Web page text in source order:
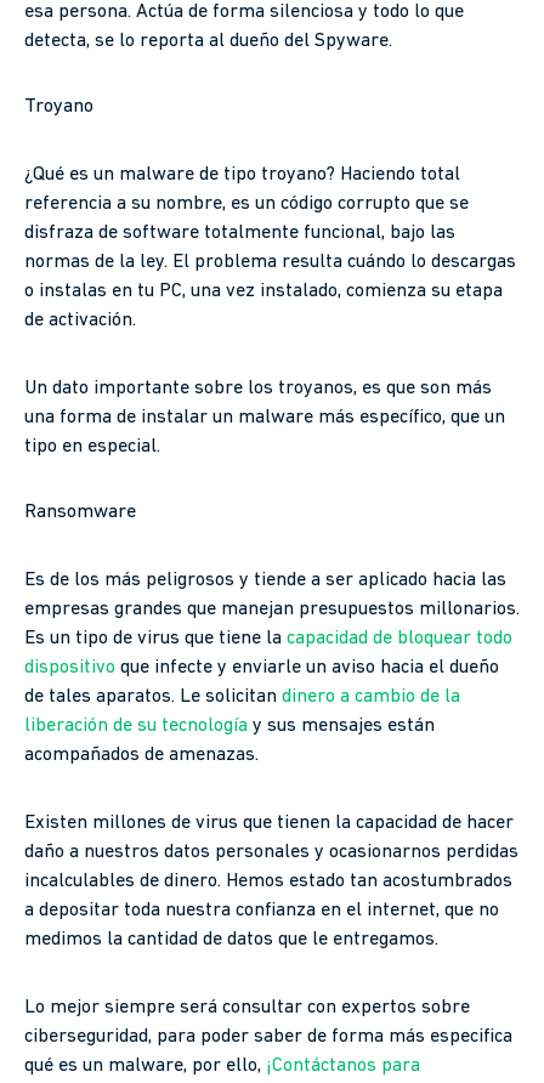
esa persona. Actúa de forma silenciosa y todo lo que
detecta, se lo reporta al dueño del Spyware.
Troyano
¿Qué es un malware de tipo troyano? Haciendo total
referencia a su nombre, es un código corrupto que se
disfraza de software totalmente funcional, bajo las
normas de la ley. El problema resulta cuándo lo descargas
o instalas en tu PC, una vez instalado, comienza su etapa
de activación.
Un dato importante sobre los troyanos, es que son más
una forma de instalar un malware más específico, que un
tipo en especial.
Ransomware
Es de los más peligrosos y tiende a ser aplicado hacia las
empresas grandes que manejan presupuestos millonarios.
Es un tipo de virus que tiene la capacidad de bloquear todo
dispositivo que infecte y enviarle un aviso hacia el dueño
de tales aparatos. Le solicitan dinero a cambio de la
liberación de su tecnología y sus mensajes están
acompañados de amenazas.
Existen millones de virus que tienen la capacidad de hacer
daño a nuestros datos personales y ocasionarnos perdidas
incalculables de dinero. Hemos estado tan acostumbrados
a depositar toda nuestra confianza en el internet, que no
medimos la cantidad de datos que le entregamos.
Lo mejor siempre será consultar con expertos sobre
ciberseguridad, para poder saber de forma más especifica
qué es un malware, por ello, ¡Contáctanos para